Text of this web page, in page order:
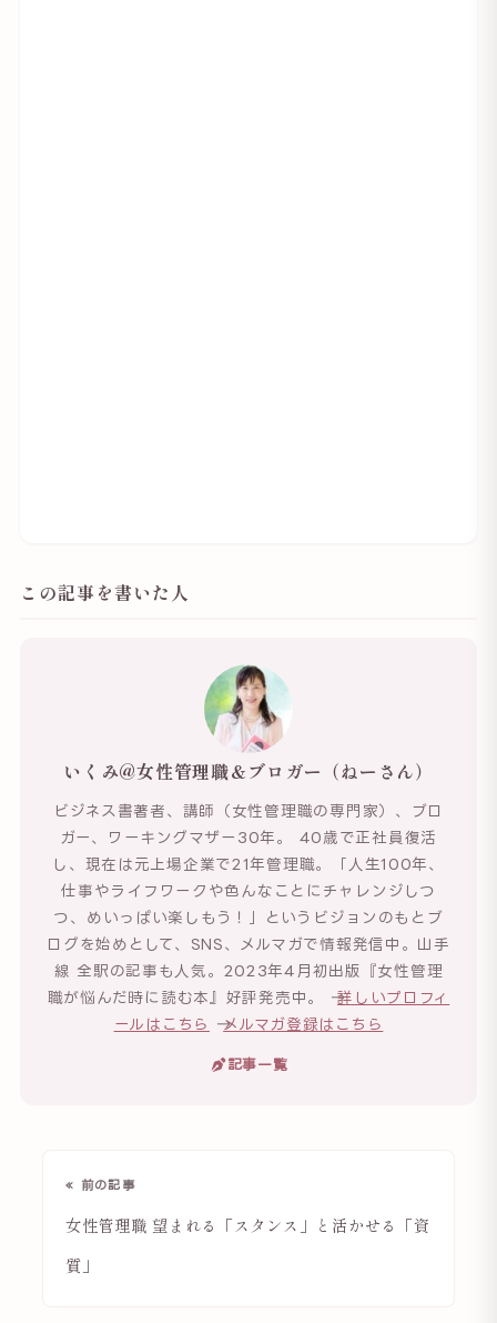
この記事を書いた人
いくみ@女性管理職＆ブロガー（ねーさん）
ビジネス書著者、講師（女性管理職の専門家）、ブロ
ガー、ワーキングマザー30年。 40歳で正社員復活
し、現在は元上場企業で21年管理職。「人生100年、
仕事やライフワークや色んなことにチャレンジしつ
つ、めいっぱい楽しもう！」というビジョンのもとブ
ログを始めとして、SNS、メルマガで情報発信中。山手
線 全駅の記事も人気。2023年4月初出版『女性管理
職が悩んだ時に読む本』好評発売中。 →詳しいプロフィ
ールはこちら
→メルマガ登録はこちら
記事一覧
« 前の記事
女性管理職 望まれる「スタンス」と活かせる「資
質」